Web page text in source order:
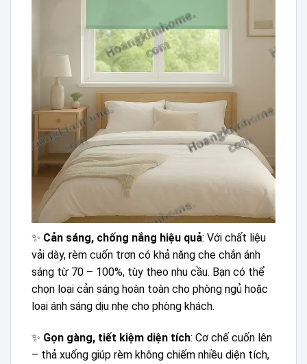
✨ Cản sáng, chống nắng hiệu quả: Với chất liệu
vải dày, rèm cuốn trơn có khả năng che chắn ánh
sáng từ 70 – 100%, tùy theo nhu cầu. Bạn có thể
chọn loại cản sáng hoàn toàn cho phòng ngủ hoặc
loại ánh sáng dịu nhẹ cho phòng khách.
✨ Gọn gàng, tiết kiệm diện tích: Cơ chế cuốn lên
– thả xuống giúp rèm không chiếm nhiều diện tích,